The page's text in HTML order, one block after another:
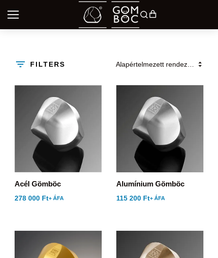
FILTERS
Acél Gömböc
278 000 Ft+ ÁFA
Alumínium Gömböc
115 200 Ft+ ÁFA